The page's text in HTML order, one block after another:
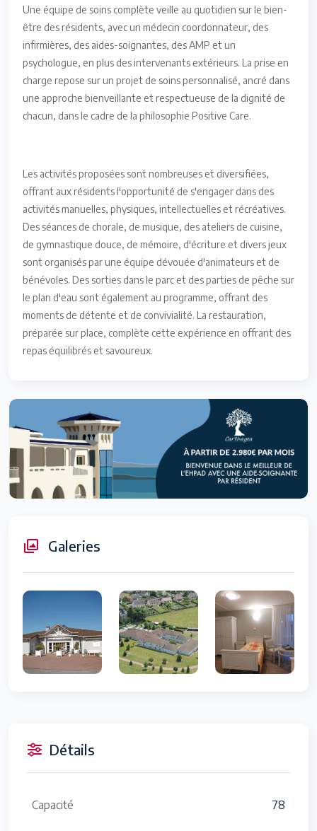
Une équipe de soins complète veille au quotidien sur le bien-
être des résidents, avec un médecin coordonnateur, des
infirmières, des aides-soignantes, des AMP et un
psychologue, en plus des intervenants extérieurs. La prise en
charge repose sur un projet de soins personnalisé, ancré dans
une approche bienveillante et respectueuse de la dignité de
chacun, dans le cadre de la philosophie Positive Care.
Les activités proposées sont nombreuses et diversifiées,
offrant aux résidents l'opportunité de s'engager dans des
activités manuelles, physiques, intellectuelles et récréatives.
Des séances de chorale, de musique, des ateliers de cuisine,
de gymnastique douce, de mémoire, d'écriture et divers jeux
sont organisés par une équipe dévouée d'animateurs et de
bénévoles. Des sorties dans le parc et des parties de pêche sur
le plan d'eau sont également au programme, offrant des
moments de détente et de convivialité. La restauration,
préparée sur place, complète cette expérience en offrant des
repas équilibrés et savoureux.
Galeries
Détails
Capacité 78